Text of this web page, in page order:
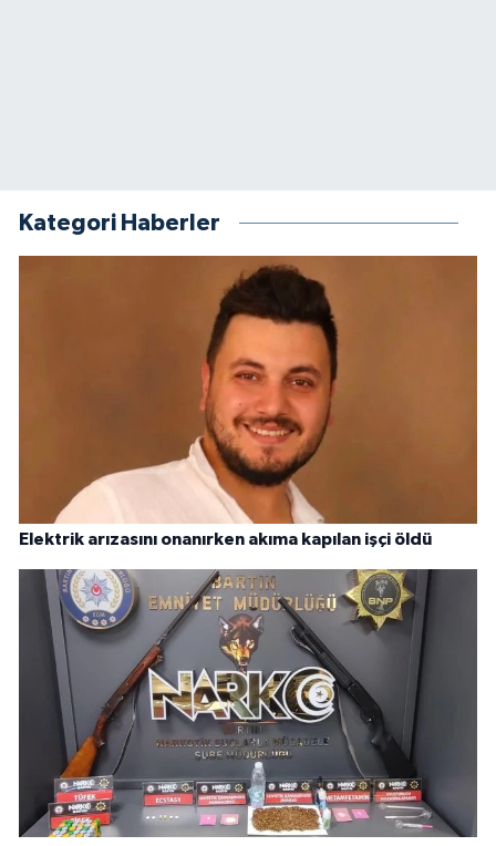
Kategori Haberler
Elektrik arızasını onanırken akıma kapılan işçi öldü